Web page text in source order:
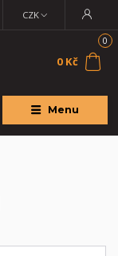
Menu
CZK
0
0 Kč